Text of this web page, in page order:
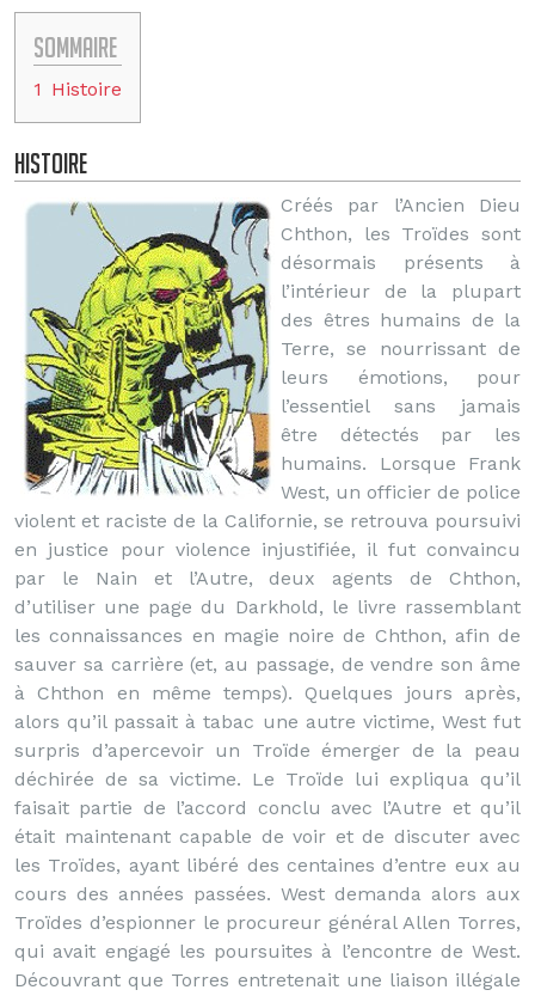
Sommaire
1 Histoire
Histoire
Créés par l’Ancien Dieu
Chthon, les Troïdes sont
désormais présents à
l’intérieur de la plupart
des êtres humains de la
Terre, se nourrissant de
leurs émotions, pour
l’essentiel sans jamais
être détectés par les
humains. Lorsque Frank
West, un officier de police
violent et raciste de la Californie, se retrouva poursuivi
en justice pour violence injustifiée, il fut convaincu
par le Nain et l’Autre, deux agents de Chthon,
d’utiliser une page du Darkhold, le livre rassemblant
les connaissances en magie noire de Chthon, afin de
sauver sa carrière (et, au passage, de vendre son âme
à Chthon en même temps). Quelques jours après,
alors qu’il passait à tabac une autre victime, West fut
surpris d’apercevoir un Troïde émerger de la peau
déchirée de sa victime. Le Troïde lui expliqua qu’il
faisait partie de l’accord conclu avec l’Autre et qu’il
était maintenant capable de voir et de discuter avec
les Troïdes, ayant libéré des centaines d’entre eux au
cours des années passées. West demanda alors aux
Troïdes d’espionner le procureur général Allen Torres,
qui avait engagé les poursuites à l’encontre de West.
Découvrant que Torres entretenait une liaison illégale